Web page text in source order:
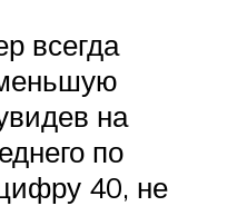
всегда
на
по
40, не